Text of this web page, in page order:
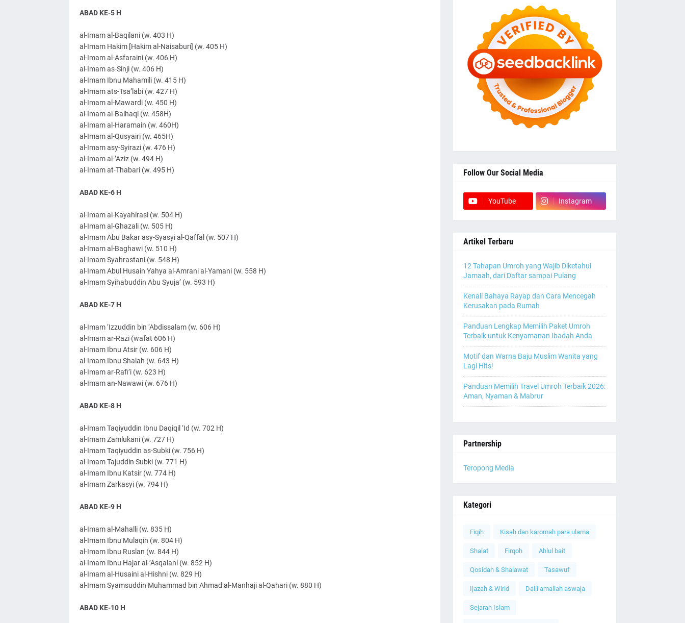
ABAD KE-5 H
al-Imam al-Baqilani (w. 403 H)
al-Imam Hakim [Hakim al-Naisaburi] (w. 405 H)
al-Imam al-Asfaraini (w. 406 H)
al-Imam as-Sinji (w. 406 H)
al-Imam Ibnu Mahamili (w. 415 H)
al-Imam ats-Tsa’labi (w. 427 H)
al-Imam al-Mawardi (w. 450 H)
al-Imam al-Baihaqi (w. 458H)
al-Imam al-Haramain (w. 460H)
al-Imam al-Qusyairi (w. 465H)
al-Imam asy-Syirazi (w. 476 H)
al-Imam al-’Aziz (w. 494 H)
al-Imam at-Thabari (w. 495 H)
ABAD KE-6 H
al-Imam al-Kayahirasi (w. 504 H)
al-Imam al-Ghazali (w. 505 H)
al-Imam Abu Bakar asy-Syasyi al-Qaffal (w. 507 H)
al-Imam al-Baghawi (w. 510 H)
al-Imam Syahrastani (w. 548 H)
al-Imam Abul Husain Yahya al-Amrani al-Yamani (w. 558 H)
al-Imam Syihabuddin Abu Syuja’ (w. 593 H)
ABAD KE-7 H
al-Imam ‘Izzuddin bin ‘Abdissalam (w. 606 H)
al-Imam ar-Razi (wafat 606 H)
al-Imam Ibnu Atsir (w. 606 H)
al-Imam Ibnu Shalah (w. 643 H)
al-Imam ar-Rafi’i (w. 623 H)
al-Imam an-Nawawi (w. 676 H)
ABAD KE-8 H
al-Imam Taqiyuddin Ibnu Daqiqil ‘Id (w. 702 H)
al-Imam Zamlukani (w. 727 H)
al-Imam Taqiyuddin as-Subki (w. 756 H)
al-Imam Tajuddin Subki (w. 771 H)
al-Imam Ibnu Katsir (w. 774 H)
al-Imam Zarkasyi (w. 794 H)
ABAD KE-9 H
al-Imam al-Mahalli (w. 835 H)
al-Imam Ibnu Mulaqin (w. 804 H)
al-Imam Ibnu Ruslan (w. 844 H)
al-Imam Ibnu Hajar al-’Asqalani (w. 852 H)
al-Imam al-Husaini al-Hishni (w. 829 H)
al-Imam Syamsuddin Muhammad bin Ahmad al-Manhaji al-Qahari (w. 880 H)
ABAD KE-10 H
Follow Our Social Media
YouTube Instagram
Artikel Terbaru
12 Tahapan Umroh yang Wajib Diketahui
Jamaah, dari Daftar sampai Pulang
Kenali Bahaya Rayap dan Cara Mencegah
Kerusakan pada Rumah
Panduan Lengkap Memilih Paket Umroh
Terbaik untuk Kenyamanan Ibadah Anda
Motif dan Warna Baju Muslim Wanita yang
Lagi Hits!
Panduan Memilih Travel Umroh Terbaik 2026:
Aman, Nyaman & Mabrur
Partnership
Teropong Media
Kategori
Fiqih Kisah dan karomah para ulama
Shalat Firqoh Ahlul bait
Qosidah & Shalawat Tasawuf
Ijazah & Wirid Dalil amaliah aswaja
Sejarah Islam